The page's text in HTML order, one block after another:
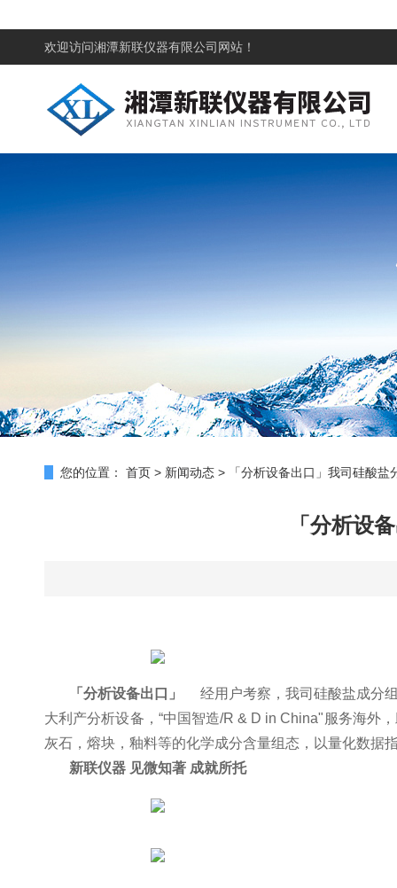
欢迎访问湘潭新联仪器有限公司网站！
您的位置： 首页 > 新闻动态 > 「分析设备出口」我司硅酸
「分析设
「分析设备出口」 经用户考察， 我司硅酸盐成分
大利产分析设备，“中国智造/R & D in China"服务海外
灰石，熔块，釉料等的化学成分含量组态，以量化数据
新联仪器 见微知著 成就所托